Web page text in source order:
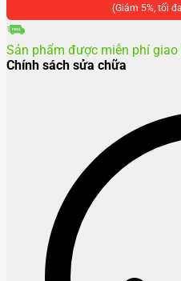
Fe
lượng
(Giảm 5%, tối
Sản phẩm được miễn phí giao
Chính sách sửa chữa